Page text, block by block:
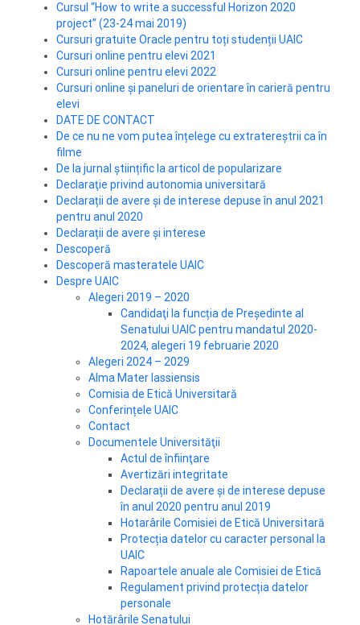
Cursul “How to write a successful Horizon 2020
project” (23-24 mai 2019)
Cursuri gratuite Oracle pentru toți studenții UAIC
Cursuri online pentru elevi 2021
Cursuri online pentru elevi 2022
Cursuri online și paneluri de orientare în carieră pentru
elevi
DATE DE CONTACT
De ce nu ne vom putea înțelege cu extratereștrii ca în
filme
De la jurnal științific la articol de popularizare
Declaraţie privind autonomia universitară
Declarații de avere și de interese depuse în anul 2021
pentru anul 2020
Declarații de avere și interese
Descoperă
Descoperă masteratele UAIC
Despre UAIC
Alegeri 2019 – 2020
Candidaţi la funcția de Președinte al
Senatului UAIC pentru mandatul 2020-
2024, alegeri 19 februarie 2020
Alegeri 2024 – 2029
Alma Mater Iassiensis
Comisia de Etică Universitară
Conferințele UAIC
Contact
Documentele Universităţii
Actul de înfiinţare
Avertizări integritate
Declarații de avere și de interese depuse
în anul 2020 pentru anul 2019
Hotarârile Comisiei de Etică Universitară
Protecția datelor cu caracter personal la
UAIC
Rapoartele anuale ale Comisiei de Etică
Regulament privind protecția datelor
personale
Hotărârile Senatului